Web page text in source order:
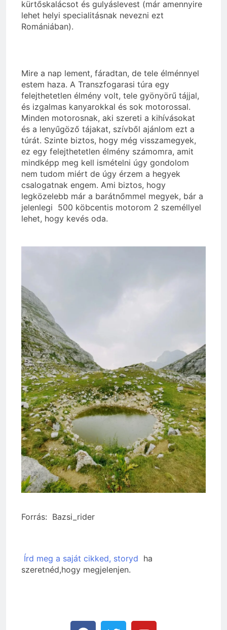
kürtőskalácsot és gulyáslevest (már amennyire
lehet helyi specialitásnak nevezni ezt
Romániában).
Mire a nap lement, fáradtan, de tele élménnyel
estem haza. A Transzfogarasi túra egy
felejthetetlen élmény volt, tele gyönyörű tájjal,
és izgalmas kanyarokkal és sok motorossal.
Minden motorosnak, aki szereti a kihívásokat
és a lenyűgöző tájakat, szívből ajánlom ezt a
túrát. Szinte biztos, hogy még visszamegyek,
ez egy felejthetetlen élmény számomra, amit
mindképp meg kell ismételni úgy gondolom
nem tudom miért de úgy érzem a hegyek
csalogatnak engem. Ami biztos, hogy
legközelebb már a barátnőmmel megyek, bár a
jelenlegi 500 köbcentis motorom 2 személlyel
lehet, hogy kevés oda.
Forrás: Bazsi_rider
Írd meg a saját cikked, storyd ha
szeretnéd,hogy megjelenjen.